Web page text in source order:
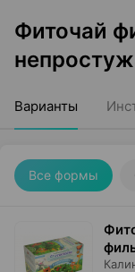
Фиточай
Варианты
Все формы